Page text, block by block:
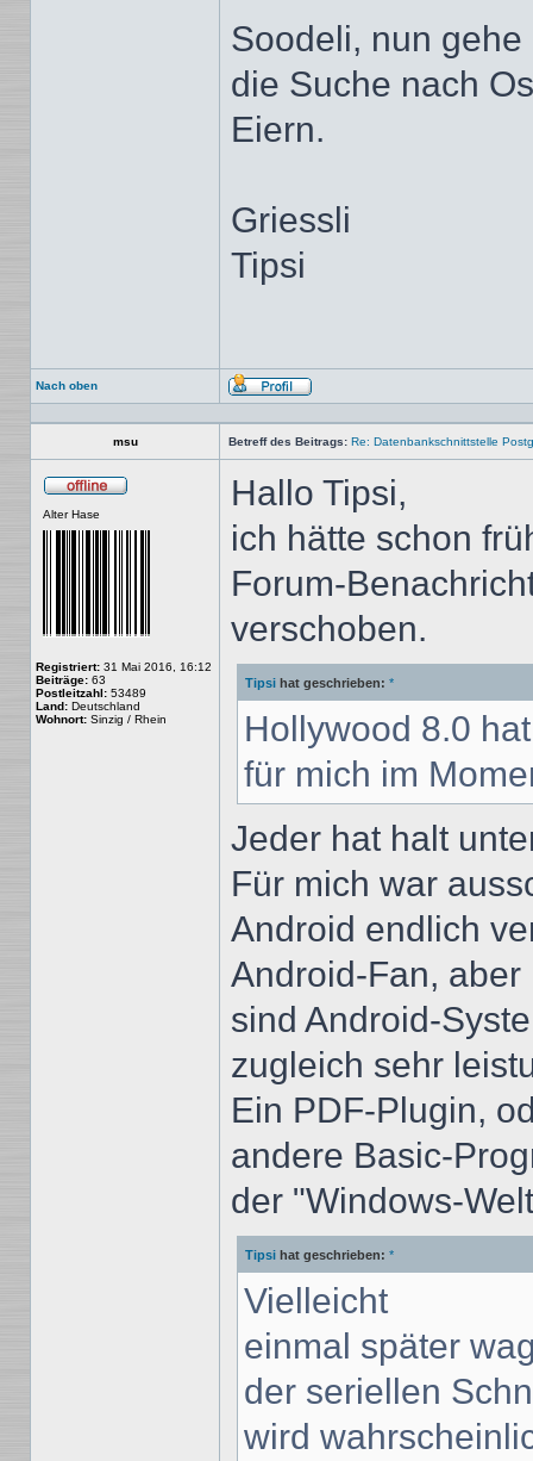
Soodeli, nun
die Suche nach
Eiern.
Griessli
Tipsi
Nach oben
Profil
msu Betreff des Beitrags: Re: Datenbankschnittstelle
Alter Hase
Registriert: 31 Mai 2016, 16:12
Beiträge: 63
Postleitzahl: 53489
Land: Deutschland
Wohnort: Sinzig / Rhein
Hallo Tipsi,
ich hätte schon
Forum-
verschoben.
Tipsi hat geschrieben: *
Hollywood 8.0
für mich im
Jeder hat halt
Für mich war
Android endlich
Android-Fan,
sind Android-
zugleich sehr
Ein PDF-Plugin,
andere Basic-
der "Windows-
Tipsi hat geschrieben: *
Vielleicht
einmal später
der seriellen
wird